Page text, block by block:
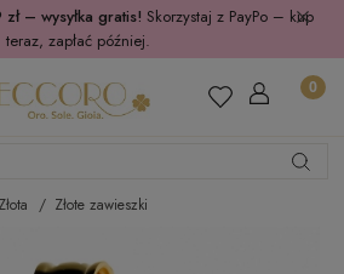
– wysyłka gratis! Skorzystaj z PayPo – kup
teraz, zapłać później.
Złote zawieszki